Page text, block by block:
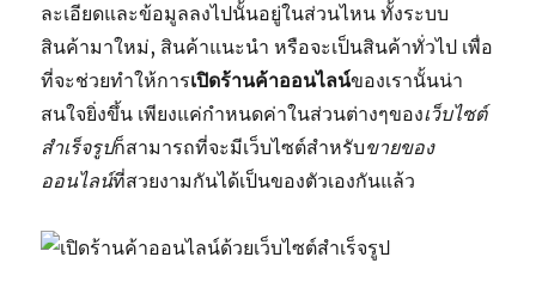
ละเอียดและข้อมูลลงไปนั้นอยู่ในส่วนไหน ทั้งระบบ
สินค้ามาใหม่, สินค้าแนะนำ หรือจะเป็นสินค้าทั่วไป เพื่อ
ที่จะช่วยทำให้การเปิดร้านค้าออนไลน์ของเรานั้นน่า
สนใจยิ่งขึ้น เพียงแค่กำหนดค่าในส่วนต่างๆของเว็บไซต์
สำเร็จรูปก็สามารถที่จะมีเว็บไซต์สำหรับขายของ
ออนไลน์ที่สวยงามกันได้เป็นของตัวเองกันแล้ว